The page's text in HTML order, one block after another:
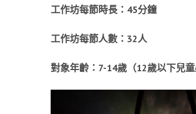
工作坊每節時長： 45分鐘
工作坊每節人數： 32 人
對象年齡： 7-14歲（12歲以下兒